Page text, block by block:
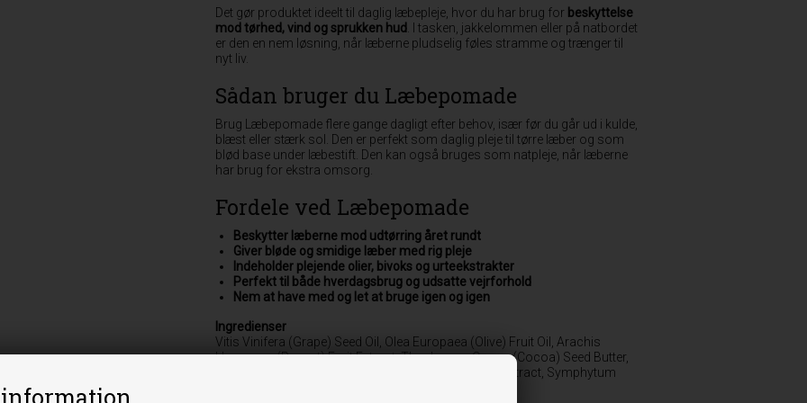
Det gør produktet ideelt til daglig læbepleje, hvor du har brug for beskyttelse
mod tørhed, vind og sprukken hud. I tasken, jakkelommen eller på natbordet
er den en nem løsning, når læberne pludselig føles stramme og trænger til
nyt liv.
Sådan bruger du Læbepomade
Brug Læbepomade flere gange dagligt efter behov, især før du går ud i kulde,
blæst eller stærk sol. Den er perfekt som daglig pleje til tørre læber og som
blød base under læbestift. Den kan også bruges som natpleje, når læberne
har brug for ekstra omsorg.
Fordele ved Læbepomade
Beskytter læberne mod udtørring året rundt
Giver bløde og smidige læber med rig pleje
Indeholder plejende olier, bivoks og urteekstrakter
Perfekt til både hverdagsbrug og udsatte vejrforhold
Nem at have med og let at bruge igen og igen
Ingredienser
Vitis Vinifera (Grape) Seed Oil, Olea Europaea (Olive) Fruit Oil, Arachis
Hypogaea (Peanut) Fruit Extract, Theobroma Cacao (Cocoa) Seed Butter,
Cera Alba, Calendula Officinalis (Calendula) Flower Extract, Symphytum